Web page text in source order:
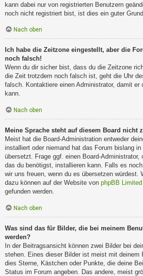
kann dabei nur von registrierten Benutzern
noch nicht registriert bist, ist dies ein guter
Nach oben
Ich habe die Zeitzone eingestellt, aber die
noch falsch!
Wenn du dir sicher bist, dass du die Zeitzone
die Zeit trotzdem noch falsch ist, geht die Uhr
falsch. Kontaktiere einen Administrator, damit er
kann.
Nach oben
Meine Sprache steht auf diesem Board nicht
Meist hat die Board-Administration entweder
installiert oder niemand hat das Forum bislang in
übersetzt. Frage ggf. einen Board-Administrator,
das du benötigst, installieren kann. Falls es
wir uns freuen, wenn du es übersetzen würdest.
dazu können auf der Website von phpBB Limited
gefunden werden.
Nach oben
Was sind das für Bilder, die bei meinem
werden?
In der Beitragsansicht können zwei Bilder bei
stehen. Eines dieser Bilder ist meist mit deinem
dies Sterne, Kästchen oder Punkte, die deine
Status im Forum angeben. Das andere, meist